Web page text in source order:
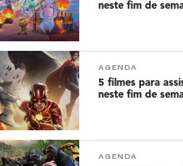
neste fim de
AGENDA
5 filmes para
neste fim de
AGENDA